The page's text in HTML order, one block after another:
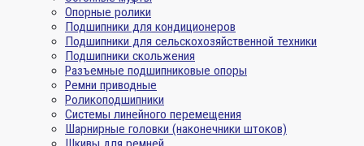
Опорные ролики
Подшипники для кондиционеров
Подшипники для сельскохозяйственной техники
Подшипники скольжения
Разъемные подшипниковые опоры
Ремни приводные
Роликоподшипники
Системы линейного перемещения
Шарнирные головки (наконечники штоков)